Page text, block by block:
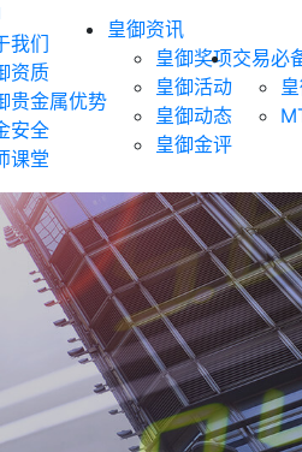
我们
资质
贵金属优势
安全
课堂
皇御资讯
皇御奖项
皇御活动
皇御动态
皇御金评
交易必